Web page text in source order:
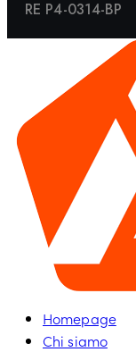
RE P4-0314-BP
Homepage
Chi siamo